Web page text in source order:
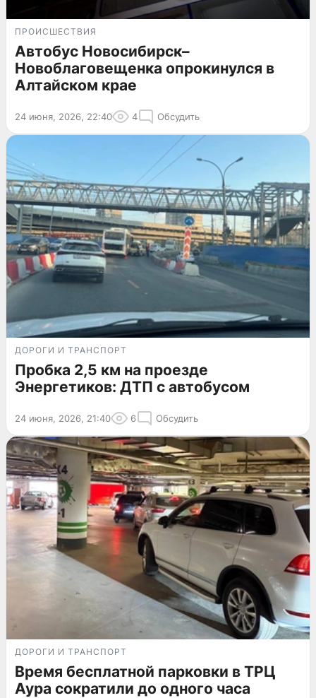
ПРОИСШЕСТВИЯ
Автобус Новосибирск–
Новоблаговещенка опрокинулся в
Алтайском крае
24 июня, 2026, 22:40 4 Обсудить
ДОРОГИ И ТРАНСПОРТ
Пробка 2,5 км на проезде
Энергетиков: ДТП с автобусом
24 июня, 2026, 21:40 6 Обсудить
ДОРОГИ И ТРАНСПОРТ
Время бесплатной парковки в ТРЦ
Аура сократили до одного часа